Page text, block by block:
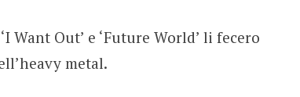
Want Out’ e ‘Future World’ li fecero
metal.